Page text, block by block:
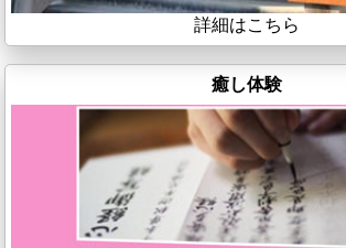
詳細はこちら
癒し体験